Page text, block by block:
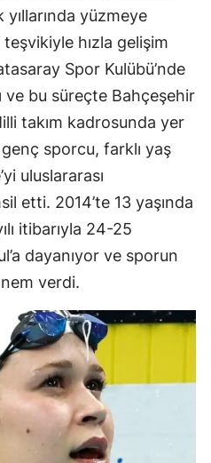
Kütahya
Malatya
Kahramanmaraş
Nevşehir
Niğde
Sakarya
yüzmeye
hızla gelişim
Spor Kulübü’nde
ve bu süreçte Bahçeşehir
takım kadrosunda yer
sporcu, farklı yaş
uluslararası
etti. 2014’te 13 yaşında
itibarıyla 24-25
dayanıyor ve sporun
verdi.